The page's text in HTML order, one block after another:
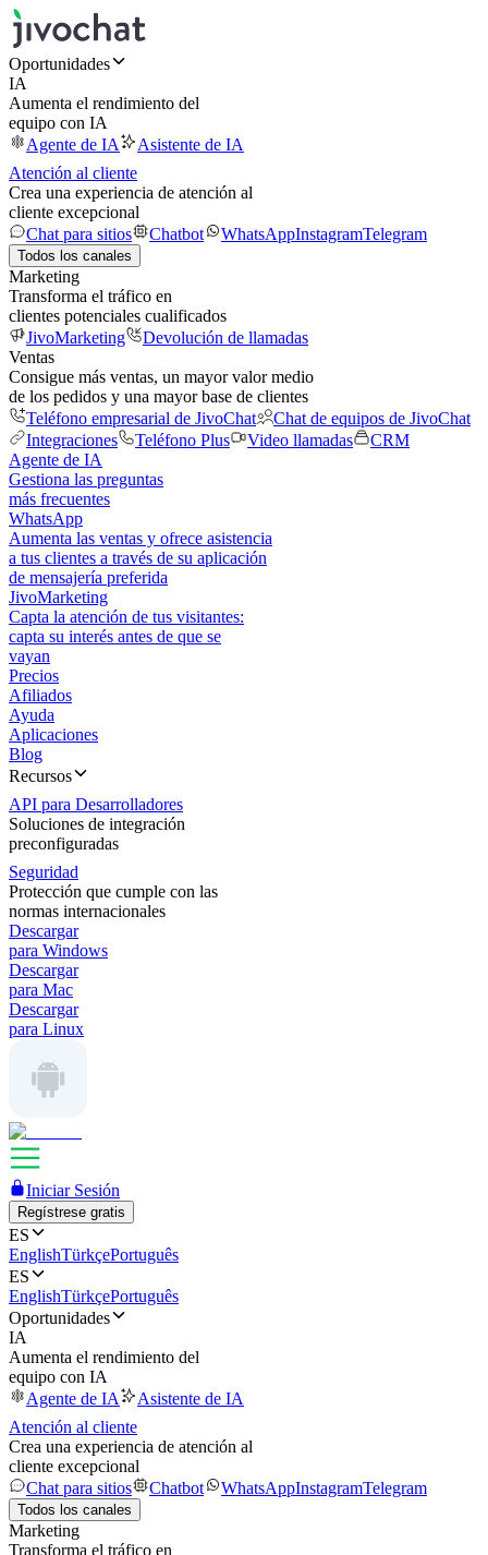
Oportunidades
IA
Aumenta el rendimiento del
equipo con IA
Agente de IA
Asistente de IA
Atención al cliente
Crea una experiencia de atención al
cliente excepcional
Chat para sitios
Chatbot WhatsAppInstagramTelegram
Todos los canales
Marketing
Transforma el tráfico en
clientes potenciales cualificados
JivoMarketing
Devolución de llamadas
Ventas
Consigue más ventas, un mayor valor medio
de los pedidos y una mayor base de clientes
Teléfono empresarial de JivoChat
Chat de equipos de JivoChat
Integraciones
Teléfono Plus Video llamadas
CRM
Agente de IA
Gestiona las preguntas
más frecuentes
WhatsApp
Aumenta las ventas y ofrece asistencia
a tus clientes a través de su aplicación
de mensajería preferida
JivoMarketing
Capta la atención de tus visitantes:
capta su interés antes de que se
vayan
Precios
Afiliados
Ayuda
Aplicaciones
Blog
Recursos
API para Desarrolladores
Soluciones de integración
preconfiguradas
Seguridad
Protección que cumple con las
normas internacionales
Descargar
para Windows
Descargar
para Mac
Descargar
para Linux
Iniciar Sesión
Regístrese gratis
ES
EnglishTürkçePortuguês
ES
EnglishTürkçePortuguês
Oportunidades
IA
Aumenta el rendimiento del
equipo con IA
Agente de IA
Asistente de IA
Atención al cliente
Crea una experiencia de atención al
cliente excepcional
Chat para sitios
Chatbot WhatsAppInstagramTelegram
Todos los canales
Marketing
Transforma el tráfico en